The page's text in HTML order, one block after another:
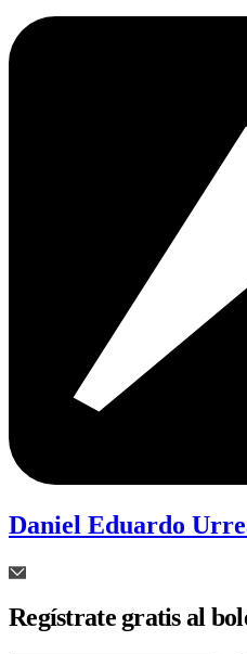
Daniel Eduardo
Regístrate gratis al